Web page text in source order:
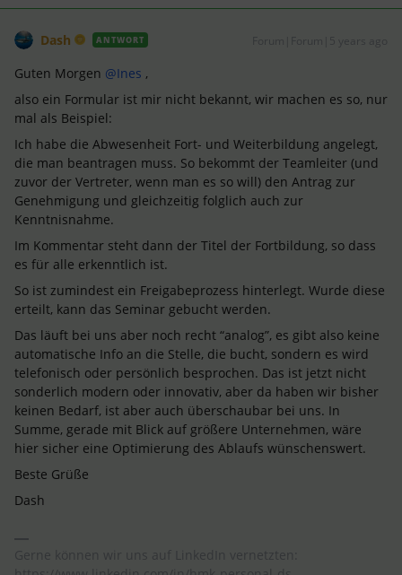
Dash ANTWORT
Guten Morgen @Ines ,
also ein Formular ist mir nicht bekannt, wir machen es so, nur
mal als Beispiel:
Ich habe die Abwesenheit Fort- und Weiterbildung angelegt,
die man beantragen muss. So bekommt der Teamleiter (und
zuvor der Vertreter, wenn man es so will) den Antrag zur
Genehmigung und gleichzeitig folglich auch zur
Kenntnisnahme.
Im Kommentar steht dann der Titel der Fortbildung, so dass
es für alle erkenntlich ist.
So ist zumindest ein Freigabeprozess hinterlegt. Wurde diese
erteilt, kann das Seminar gebucht werden.
Das läuft bei uns aber noch recht “analog”, es gibt also keine
automatische Info an die Stelle, die bucht, sondern es wird
telefonisch oder persönlich besprochen. Das ist jetzt nicht
sonderlich modern oder innovativ, aber da haben wir bisher
keinen Bedarf, ist aber auch überschaubar bei uns. In
Summe, gerade mit Blick auf größere Unternehmen, wäre
hier sicher eine Optimierung des Ablaufs wünschenswert.
Beste Grüße
Dash